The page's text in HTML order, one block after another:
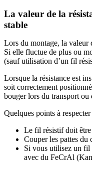
La valeur de la
stable
Lors du montage, la valeur
Si elle fluctue de plus ou
(sauf utilisation d’un fil
Lorsque la résistance est
soit correctement
bouger lors du transport ou
Quelques points à respecter
Le fil résistif doit
Couper les pattes du
Si vous utilisez un fil
avec du FeCrAl